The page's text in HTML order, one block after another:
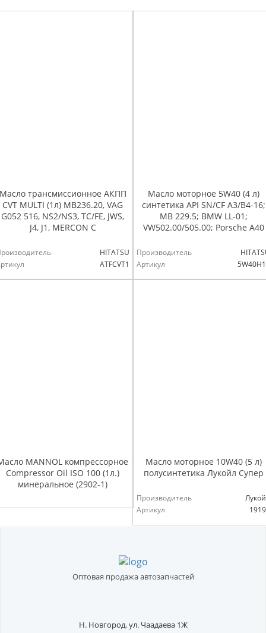
трансмиссионное АКПП
CVT MULTI (1л) MB236.20, VAG
G052 516, NS2/NS3, TC/FE, JWS,
J4, J1, MERCON C
HITATSU
ATFCVT1
Масло моторное 5W40 (4 л)
синтетика API SN/CF A3/B4-16;
MB 229.5; BMW LL-01;
VW502.00/505.00; Porsche A40
Производитель
Артикул
MANNOL компрессорное
Compressor Oil ISO 100 (1л.)
минеральное (2902-1)
Масло моторное 10W40 (5 л)
полусинтетика Лукойл Супер
Производитель
Артикул
Оптовая продажа автозапчастей
Н. Новгород,ул. Чаадаева 1Ж